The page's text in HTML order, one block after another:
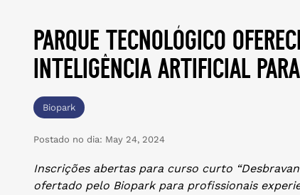
parque tecnológico
inteligência artificial
Biopark
Postado no dia: May 24, 2024
Inscrições abertas para curso curto
ofertado pelo Biopark para profissionais